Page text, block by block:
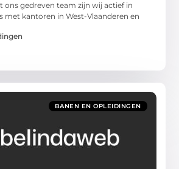
ons gedreven team zijn wij actief in
met kantoren in West-Vlaanderen en
BANEN EN OPLEIDINGEN